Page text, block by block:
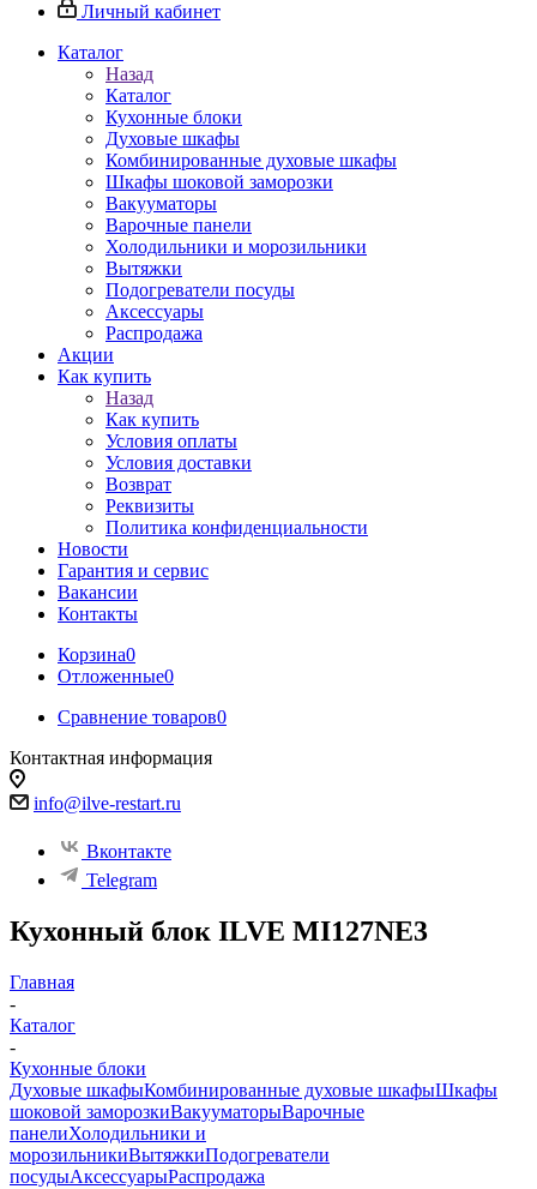
Личный кабинет
Каталог
Назад
Каталог
Кухонные блоки
Духовые шкафы
Комбинированные духовые шкафы
Шкафы шоковой заморозки
Вакууматоры
Варочные панели
Холодильники и морозильники
Вытяжки
Подогреватели посуды
Аксессуары
Распродажа
Акции
Как купить
Назад
Как купить
Условия оплаты
Условия доставки
Возврат
Реквизиты
Политика конфиденциальности
Новости
Гарантия и сервис
Вакансии
Контакты
Корзина0
Отложенные0
Сравнение товаров0
Контактная информация
info@ilve-restart.ru
Вконтакте
Telegram
Кухонный блок ILVE MI127NE3
Главная
-
Каталог
-
Кухонные блоки
Духовые шкафыКомбинированные духовые шкафыШкафы
шоковой заморозкиВакууматорыВарочные
панелиХолодильники и
морозильникиВытяжкиПодогреватели
посудыАксессуарыРаспродажа